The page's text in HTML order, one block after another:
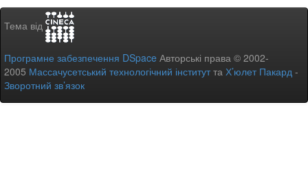
Тема від
Програмне забезпечення DSpace Авторські права © 2002-
2005 Массачусетський технологічний інститутта Х’юлет Пакард -
Зворотний зв’язок